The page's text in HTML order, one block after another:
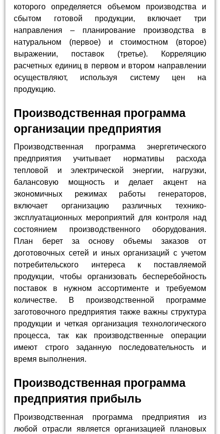
которого определяется объемом производства и
сбытом готовой продукции, включает три
направления – планирование производства в
натуральном (первое) и стоимостном (второе)
выражении, поставок (третье). Корреляцию
расчетных единиц в первом и втором направлении
осуществляют, используя систему цен на
продукцию.
Производственная программа
организации предприятия
Производственная программа энергетического
предприятия учитывает нормативы расхода
тепловой и электрической энергии, нагрузки,
балансовую мощность и делает акцент на
экономичных режимах работы генераторов,
включает организацию различных технико-
эксплуатационных мероприятий для контроля над
состоянием производственного оборудования.
План берет за основу объемы заказов от
доготовочных сетей и иных организаций с учетом
потребительского интереса к поставляемой
продукции, чтобы организовать бесперебойность
поставок в нужном ассортименте и требуемом
количестве. В производственной программе
заготовочного предприятия также важны структура
продукции и четкая организация технологического
процесса, так как производственные операции
имеют строго заданную последовательность и
время выполнения.
Производственная программа
предприятия прибыль
Производственная программа предприятия из
любой отрасли является организацией плановых